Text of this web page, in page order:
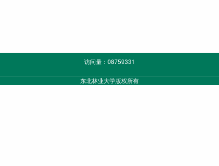
访问量： 08759331
东北林业大学版权所有